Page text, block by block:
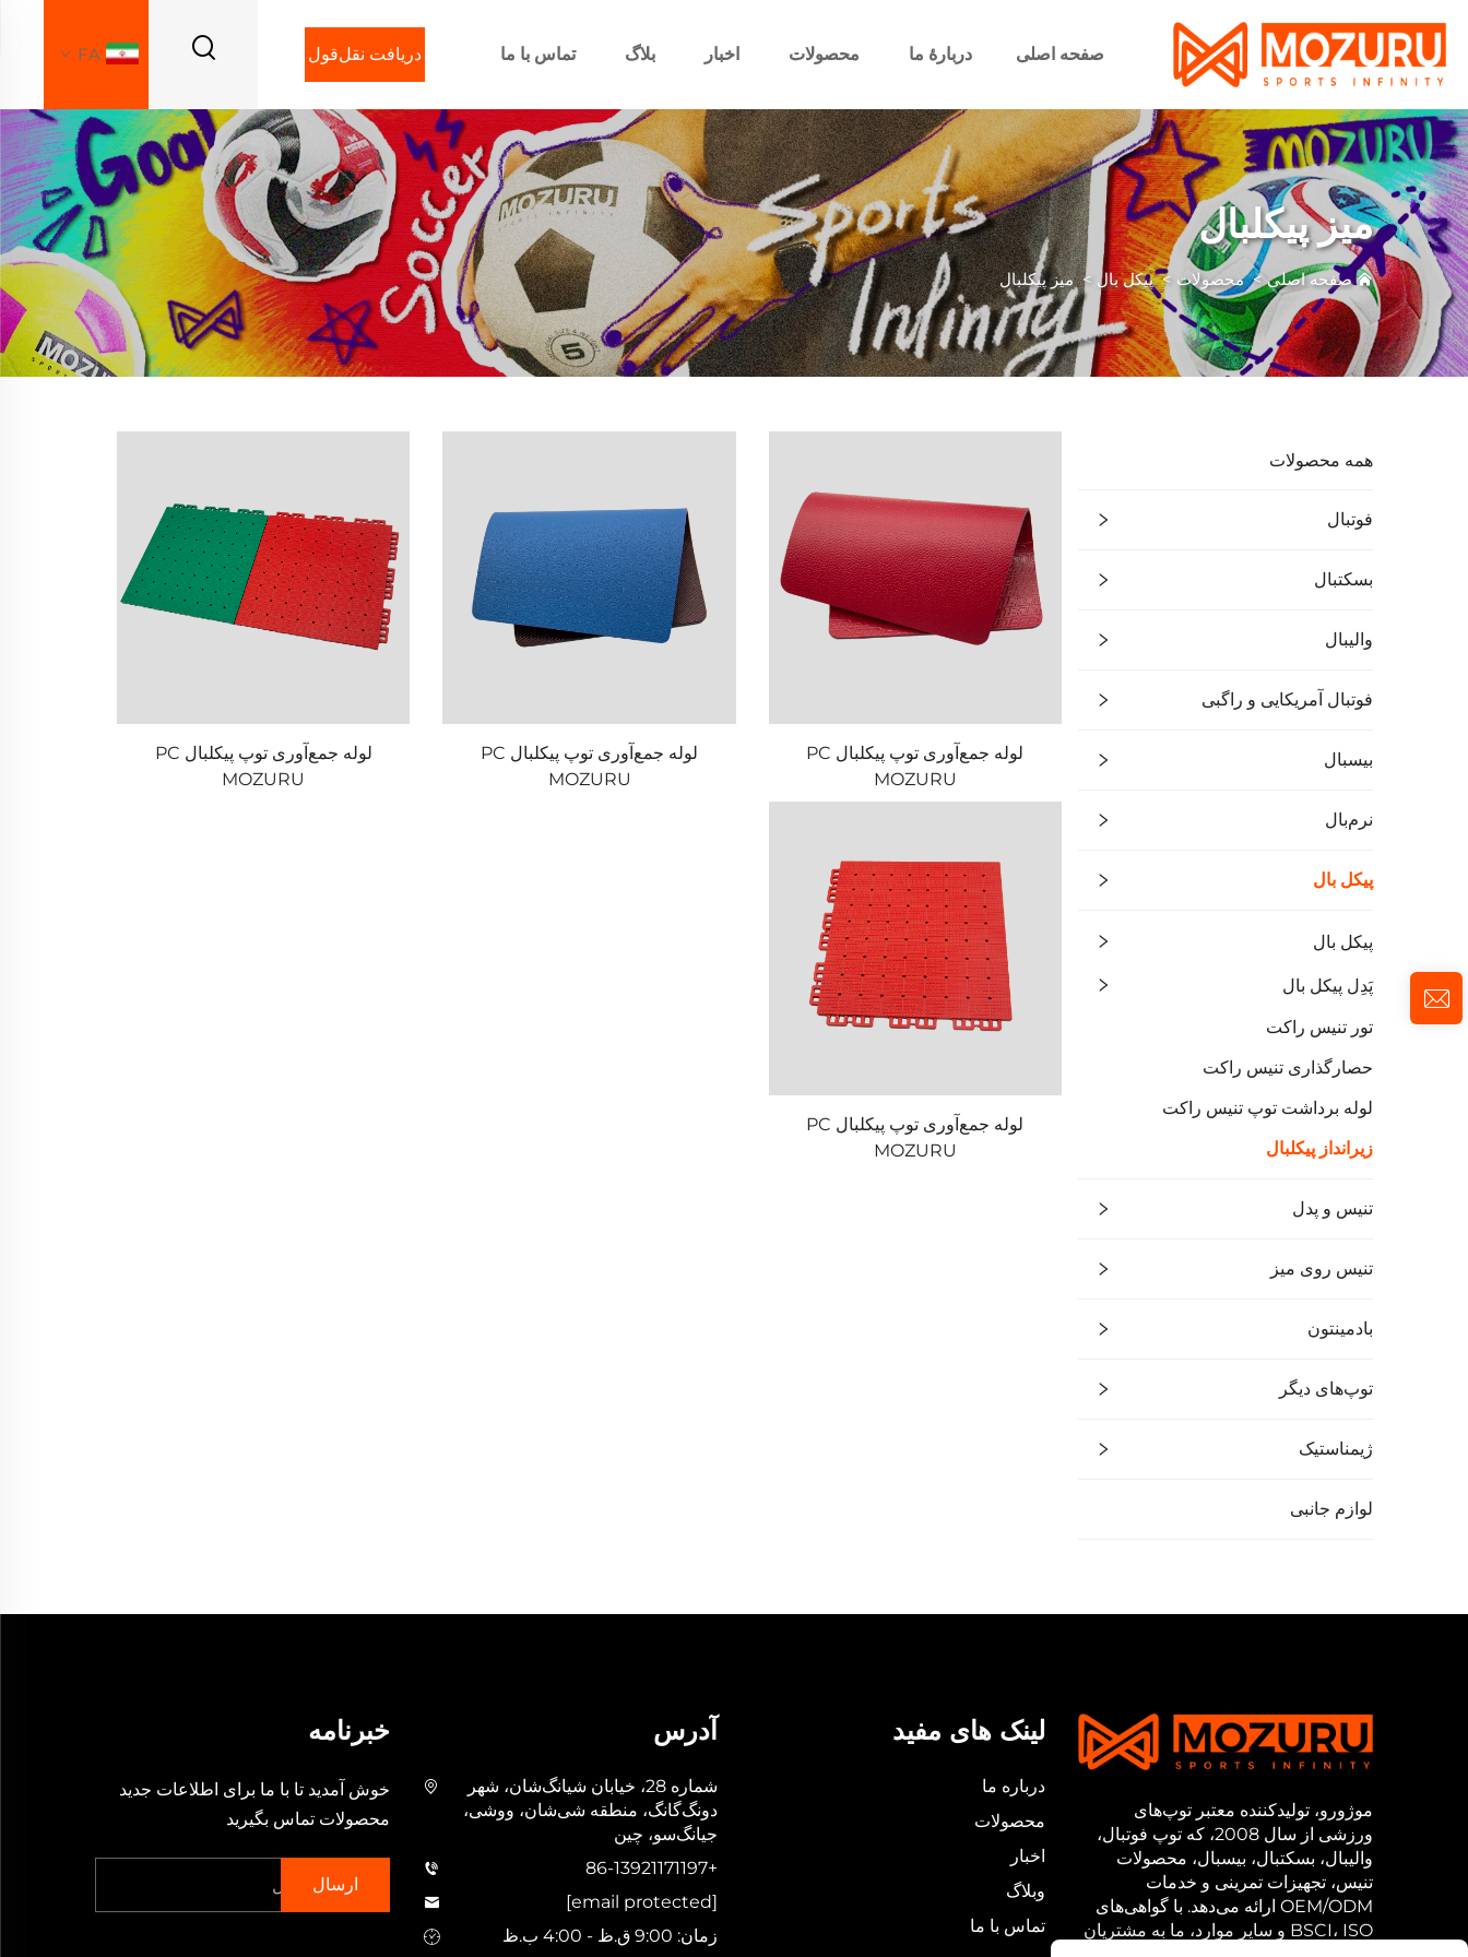
صفحه اصلی دربارهٔ ما محصولات اخبار بلاگ تماس با ما دریافت نقل‌قول FA
میز پیکلبال
صفحه اصلی>محصولات >پیکل بال >میز پیکلبال
همه محصولات
فوتبال
بسکتبال
والیبال
فوتبال آمریکایی و راگبی
بیسبال
نرم‌بال
پیکل بال
پیکل بال
پَدِل پیکل بال
تور تنیس راکت
حصارگذاری تنیس راکت
لوله برداشت توپ تنیس راکت
زیرانداز پیکلبال
تنیس و پدل
تنیس روی میز
بادمینتون
توپ‌های دیگر
ژیمناستیک
لوازم جانبی
لوله جمع‌آوری توپ پیکلبال PC
MOZURU
لوله جمع‌آوری توپ پیکلبال PC
MOZURU
لوله جمع‌آوری توپ پیکلبال PC
MOZURU
لوله جمع‌آوری توپ پیکلبال PC
MOZURU
موژورو، تولیدکننده معتبر توپ‌های
ورزشی از سال 2008، که توپ فوتبال،
والیبال، بسکتبال، بیسبال، محصولات
تنیس، تجهیزات تمرینی و خدمات
OEM/ODM ارائه می‌دهد. با گواهی‌های
BSCI، ISO و سایر موارد، ما به مشتریان
لینک های مفید
درباره ما
محصولات
اخبار
وبلاگ
تماس با ما
آدرس
شماره 28، خیابان شیانگ‌شان، شهر
دونگ‌گانگ، منطقه شی‌شان، ووشی،
جیانگ‌سو، چین
+86-13921171197
[email protected]
زمان: 9:00 ق.ظ - 4:00 ب.ظ
خبرنامه
خوش آمدید تا با ما برای اطلاعات جدید
محصولات تماس بگیرید
ارسال